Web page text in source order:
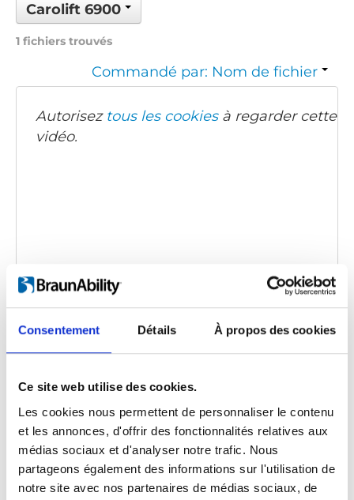
Consentement Détails À propos des cookies
Ce site web utilise des cookies.
Les cookies nous permettent de personnaliser le contenu
et les annonces, d'offrir des fonctionnalités relatives aux
médias sociaux et d'analyser notre trafic. Nous
partageons également des informations sur l'utilisation de
notre site avec nos partenaires de médias sociaux, de
Carolift 6900
1 fichiers trouvés
Commandé par: Nom de fichier
Autorisez tous les cookiesà regarder cette
vidéo.
Carolift 6900
collez-le dans le html de votre propre site pour
intégrer la vidéo):
Langue de la vidéo: English
Catégorie:Carolift 6900, Product video